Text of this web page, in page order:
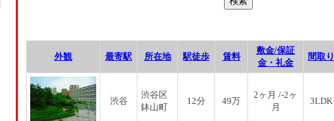
外観 最寄駅 所在地 駅徒歩 賃料
敷金/保証
金・礼金
間取り
渋谷
渋谷区
鉢山町
12分 49万
2ヶ月 /-2ヶ
月
3LDK